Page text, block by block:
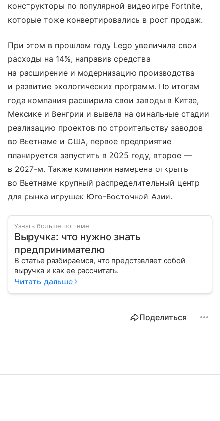
конструкторы по популярной видеоигре Fortnite,
которые тоже конвертировались в рост продаж.
При этом в прошлом году Lego увеличила свои
расходы на 14%, направив средства
на расширение и модернизацию производства
и развитие экологических программ. По итогам
года компания расширила свои заводы в Китае,
Мексике и Венгрии и вывела на финальные стадии
реализацию проектов по строительству заводов
во Вьетнаме и США, первое предприятие
планируется запустить в 2025 году, второе —
в 2027-м. Также компания намерена открыть
во Вьетнаме крупный распределительный центр
для рынка игрушек Юго-Восточной Азии.
Узнать больше по теме
Выручка: что нужно знать
предпринимателю
В статье разбираемся, что представляет собой
выручка и как ее рассчитать.
Читать дальше
Поделиться